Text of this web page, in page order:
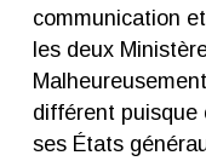
communication
les deux
différent puisque
ses États